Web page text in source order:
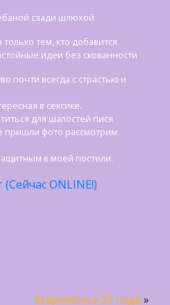
сзади шлюхой
тем, кто добавится.
идеи без скованности
почти всегда с страстью и
в сексике.
для шалостей пися
пришли фото рассмотрим
в моей постели.
ONLINE!)
Мариночка 33 года »